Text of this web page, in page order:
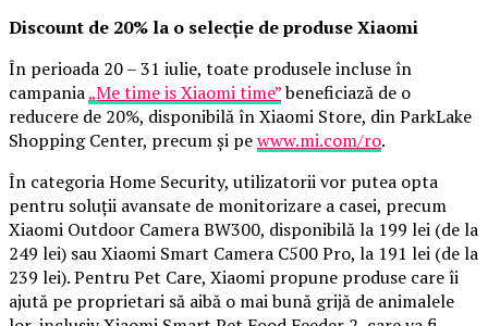
Discount de 20% la o selecție de produse Xiaomi
În perioada 20 – 31 iulie, toate produsele incluse în
campania„Me time is Xiaomi time”beneficiază de o
reducere de 20%, disponibilă în Xiaomi Store, din ParkLake
Shopping Center, precum și pewww.mi.com/ro.
În categoria Home Security, utilizatorii vor putea opta
pentru soluții avansate de monitorizare a casei, precum
Xiaomi Outdoor Camera BW300, disponibilă la 199 lei (de la
249 lei) sau Xiaomi Smart Camera C500 Pro, la 191 lei (de la
239 lei). Pentru Pet Care, Xiaomi propune produse care îi
ajută pe proprietari să aibă o mai bună grijă de animalele